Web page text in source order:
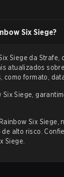
Six Siege?
Siege da Strafe,
atualizados
formato,
Six Siege ,
Six
alto risco.
Siege.